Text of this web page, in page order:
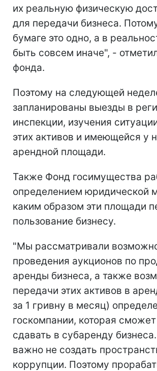
их реальную физическую
для передачи бизнеса.
бумаге это одно, а в
быть совсем иначе", -
фонда.
Поэтому на следующей
запланированы выезды в
инспекции, изучения
этих активов и имеющейся у
арендной площади.
Также Фонд госимущества
определением юридической
каким образом эти площади
пользование бизнесу.
"Мы рассматривали
проведения аукционов по
аренды бизнеса, а также
передачи этих активов в
за 1 гривну в месяц)
госкомпании, которая сможет
сдавать в субаренду
важно не создать
коррупции. Поэтому